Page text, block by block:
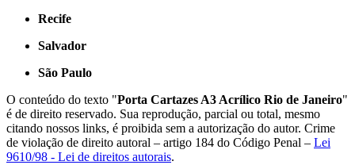
Recife
Salvador
São Paulo
O conteúdo do texto "Porta Cartazes A3 Acrílico Rio de Janeiro"
é de direito reservado. Sua reprodução, parcial ou total, mesmo
citando nossos links, é proibida sem a autorização do autor. Crime
de violação de direito autoral – artigo 184 do Código Penal – Lei
9610/98 - Lei de direitos autorais.